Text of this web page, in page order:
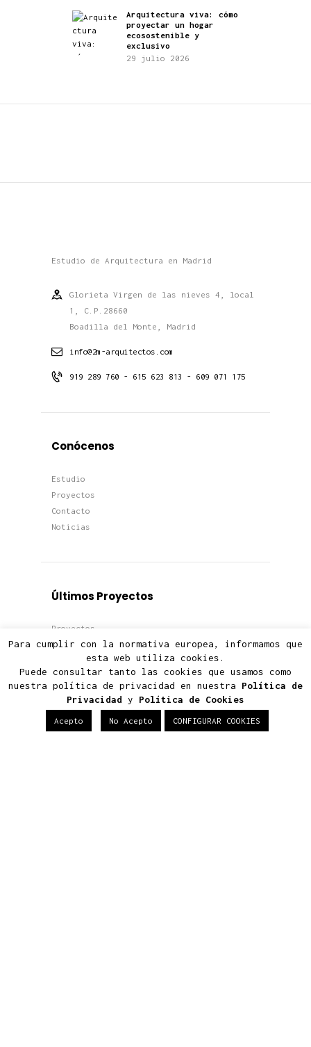
Arquitectura viva: cómo
proyectar un hogar
ecosostenible y
exclusivo
29 julio 2026
Estudio de Arquitectura en Madrid
Glorieta Virgen de las nieves 4, local
1, C.P.28660
Boadilla del Monte, Madrid
info@2m-arquitectos.com
919 289 760 - 615 623 813 - 609 071 175
Conócenos
Estudio
Proyectos
Contacto
Noticias
Últimos Proyectos
Proyectos
Viviendas
Edificios
Terciario
Para cumplir con la normativa europea, informamos que
esta web utiliza cookies.
Puede consultar tanto las cookies que usamos como
nuestra política de privacidad en nuestra Política de
Privacidad y Política de Cookies
Acepto No Acepto CONFIGURAR COOKIES